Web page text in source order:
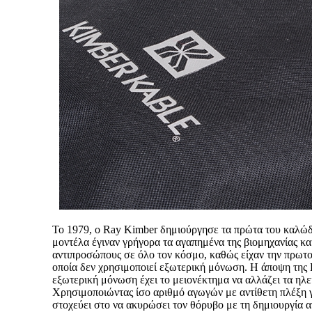
Το 1979, ο Ray Kimber δημιούργησε τα πρώτα του
μοντέλα έγιναν γρήγορα τα αγαπημένα της βιομηχανίας
αντιπροσώπους σε όλο τον κόσμο, καθώς είχαν την
οποία δεν χρησιμοποιεί εξωτερική μόνωση. Η άποψη της
εξωτερική μόνωση έχει το μειονέκτημα να αλλάζει τα
Χρησιμοποιώντας ίσο αριθμό αγωγών με αντίθετη
στοχεύει στο να ακυρώσει τον θόρυβο με τη δημιουργία